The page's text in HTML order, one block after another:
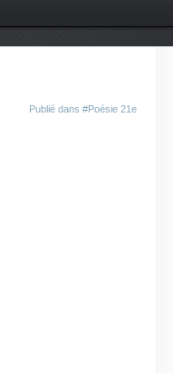
Publié dans #Poésie 21e